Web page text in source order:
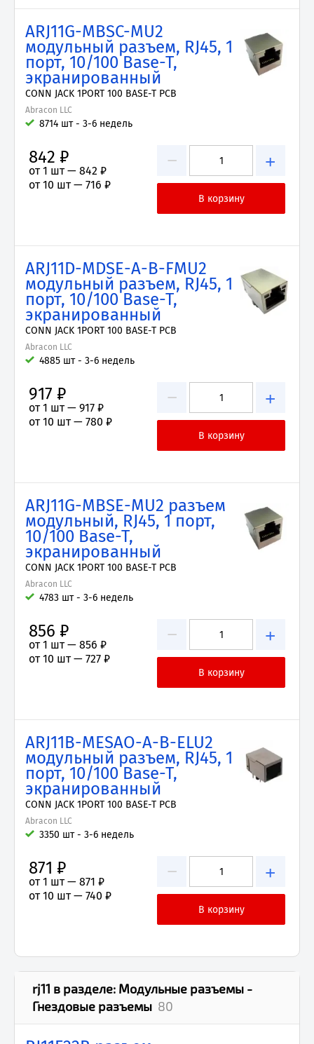
ARJ11G-MBSC-MU2
модульный разъем, RJ45, 1
порт, 10/100 Base-T,
экранированный
CONN JACK 1PORT 100 BASE-T PCB
Abracon LLC
8714 шт - 3-6 недель
− +
842 ₽
от 1 шт — 842 ₽
от 10 шт — 716 ₽
ARJ11D-MDSE-A-B-FMU2
модульный разъем, RJ45, 1
порт, 10/100 Base-T,
экранированный
CONN JACK 1PORT 100 BASE-T PCB
Abracon LLC
4885 шт - 3-6 недель
− +
917 ₽
от 1 шт — 917 ₽
от 10 шт — 780 ₽
ARJ11G-MBSE-MU2 разъем
модульный, RJ45, 1 порт,
10/100 Base-T,
экранированный
CONN JACK 1PORT 100 BASE-T PCB
Abracon LLC
4783 шт - 3-6 недель
− +
856 ₽
от 1 шт — 856 ₽
от 10 шт — 727 ₽
ARJ11B-MESAO-A-B-ELU2
модульный разъем, RJ45, 1
порт, 10/100 Base-T,
экранированный
CONN JACK 1PORT 100 BASE-T PCB
Abracon LLC
3350 шт - 3-6 недель
− +
871 ₽
от 1 шт — 871 ₽
от 10 шт — 740 ₽
rj11 в разделе: Модульные разъемы -
Гнездовые разъемы 80